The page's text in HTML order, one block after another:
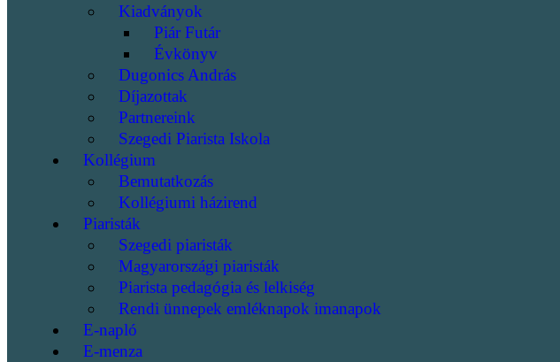
Kiadványok
Piár Futár
Évkönyv
Dugonics András
Díjazottak
Partnereink
Szegedi Piarista Iskola
Kollégium
Bemutatkozás
Kollégiumi házirend
Piaristák
Szegedi piaristák
Magyarországi piaristák
Piarista pedagógia és lelkiség
Rendi ünnepek emléknapok imanapok
E-napló
E-menza